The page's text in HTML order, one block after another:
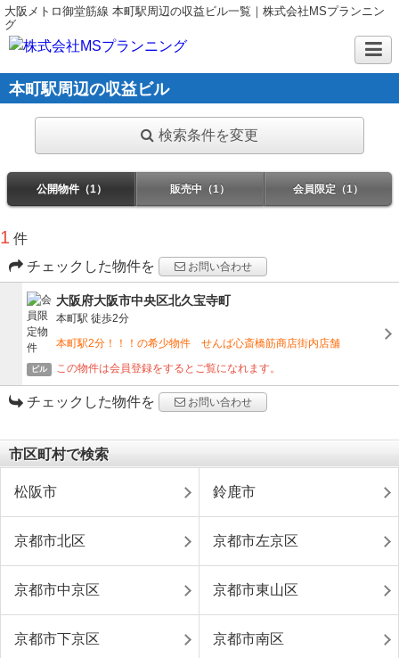
大阪メトロ御堂筋線 本町駅周辺の収益ビル一覧｜株式会社MSプランニン
グ
本町駅周辺の収益ビル
検索条件を変更
公開物件（1） 販売中（1） 会員限定（1）
1 件
チェックした物件を
お問い合わせ
ビル
大阪府大阪市中央区北久宝寺町
本町駅 徒歩2分
本町駅2分！！！の希少物件 せんば心斎橋筋商店街内店舗
この物件は会員登録をするとご覧になれます。
チェックした物件を お問い合わせ
市区町村で検索
松阪市 鈴鹿市
京都市北区 京都市左京区
京都市中京区 京都市東山区
京都市下京区 京都市南区